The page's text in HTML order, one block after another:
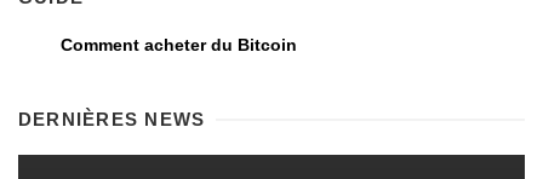
Comment acheter du Bitcoin
DERNIÈRES NEWS